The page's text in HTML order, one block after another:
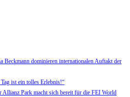
Beckmann dominieren internationalen Auftakt der
ist ein tolles Erlebnis!“
Allianz Park macht sich bereit für die FEI World